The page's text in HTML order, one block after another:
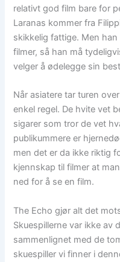
relativt god film bare for
Laranas kommer fra
skikkelig fattige. Men
filmer, så han må
velger å ødelegge sin
Når asiatere tar turen
enkel regel. De hvite vet
sigarer som tror de vet
publikummere er
men det er da ikke riktig
kjennskap til filmer at
ned for å se en film.
The Echo gjør alt det
Skuespillerne var ikke av
sammenlignet med de
skuespiller vi finner i